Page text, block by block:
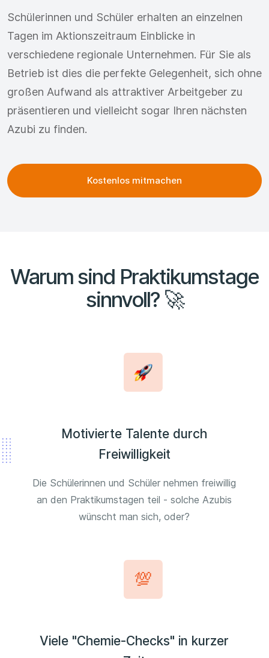
Schülerinnen und Schüler erhalten an einzelnen
Tagen im Aktionszeitraum Einblicke in
verschiedene regionale Unternehmen. Für Sie als
Betrieb ist dies die perfekte Gelegenheit, sich ohne
großen Aufwand als attraktiver Arbeitgeber zu
präsentieren und vielleicht sogar Ihren nächsten
Azubi zu finden.
Kostenlos mitmachen
Warum sind Praktikumstage
sinnvoll? 🚀
Motivierte Talente durch
Freiwilligkeit
Die Schülerinnen und Schüler nehmen freiwillig
an den Praktikumstagen teil - solche Azubis
wünscht man sich, oder?
Viele "Chemie-Checks" in kurzer